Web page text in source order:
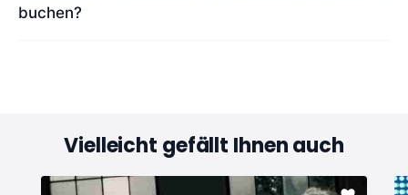
buchen?
Vielleicht gefällt Ihnen auch